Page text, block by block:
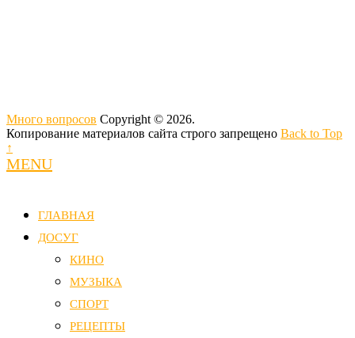
Много вопросов Copyright © 2026.
Копирование материалов сайта строго запрещено Back to Top
↑
MENU
ГЛАВНАЯ
ДОСУГ
КИНО
МУЗЫКА
СПОРТ
РЕЦЕПТЫ